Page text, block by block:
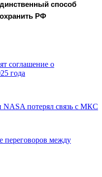
способ
РФ
соглашение о
года
NASA потерял связь с МКС
переговоров между